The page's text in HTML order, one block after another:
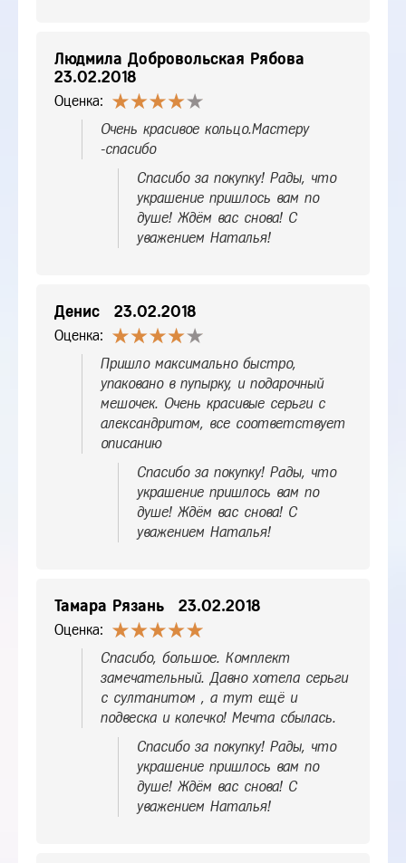
Людмила Добровольская Рябова
23.02.2018
Оценка:
Очень красивое кольцо.Мастеру
-спасибо
Спасибо за покупку! Рады, что
украшение пришлось вам по
душе! Ждём вас снова! С
уважением Наталья!
Денис 23.02.2018
Оценка:
Пришло максимально быстро,
упаковано в пупырку, и подарочный
мешочек. Очень красивые серьги с
александритом, все соответствует
описанию
Спасибо за покупку! Рады, что
украшение пришлось вам по
душе! Ждём вас снова! С
уважением Наталья!
Тамара Рязань 23.02.2018
Оценка:
Спасибо, большое. Комплект
замечательный. Давно хотела серьги
с султанитом , а тут ещё и
подвеска и колечко! Мечта сбылась.
Спасибо за покупку! Рады, что
украшение пришлось вам по
душе! Ждём вас снова! С
уважением Наталья!